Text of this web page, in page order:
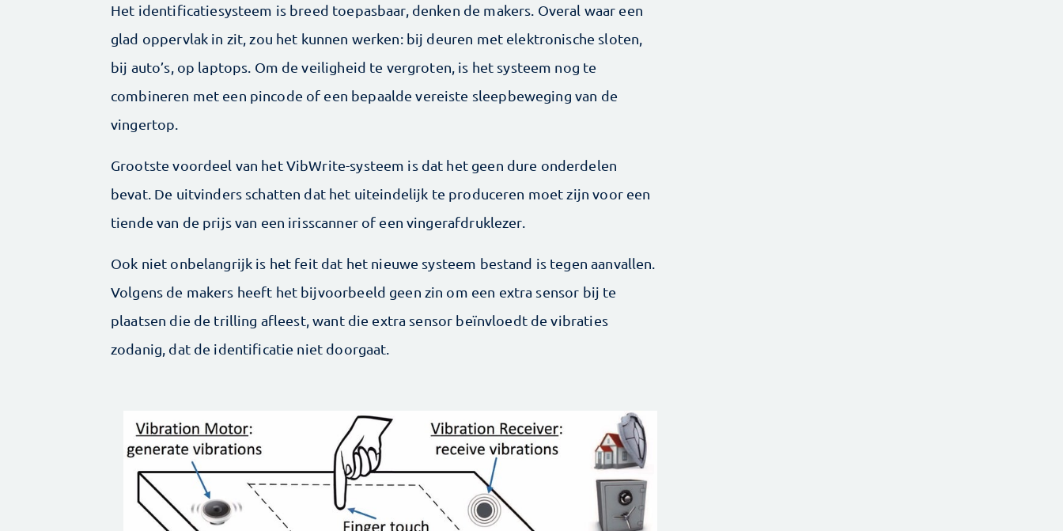
Het identificatiesysteem is breed toepasbaar, denken de makers. Overal waar een
glad oppervlak in zit, zou het kunnen werken: bij deuren met elektronische sloten,
bij auto’s, op laptops. Om de veiligheid te vergroten, is het systeem nog te
combineren met een pincode of een bepaalde vereiste sleepbeweging van de
vingertop.
Grootste voordeel van het VibWrite-systeem is dat het geen dure onderdelen
bevat. De uitvinders schatten dat het uiteindelijk te produceren moet zijn voor een
tiende van de prijs van een irisscanner of een vingerafdruklezer.
Ook niet onbelangrijk is het feit dat het nieuwe systeem bestand is tegen aanvallen.
Volgens de makers heeft het bijvoorbeeld geen zin om een extra sensor bij te
plaatsen die de trilling afleest, want die extra sensor beïnvloedt de vibraties
zodanig, dat de identificatie niet doorgaat.